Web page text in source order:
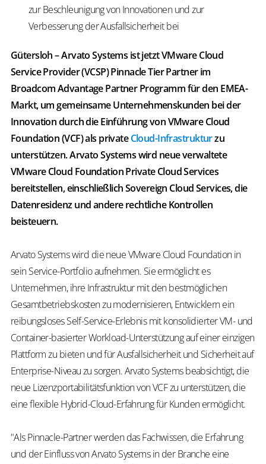
zur Beschleunigung von Innovationen und zur
Verbesserung der Ausfallsicherheit bei
Gütersloh –Arvato Systems ist jetzt VMware Cloud
Service Provider (VCSP) Pinnacle Tier Partner im
Broadcom Advantage Partner Programm für den EMEA-
Markt, um gemeinsame Unternehmenskunden bei der
Innovation durch die Einführung von VMware Cloud
Foundation (VCF) als privateCloud-Infrastrukturzu
unterstützen. Arvato Systems wird neue verwaltete
VMware Cloud Foundation Private Cloud Services
bereitstellen, einschließlich Sovereign Cloud Services, die
Datenresidenz und andere rechtliche Kontrollen
beisteuern.
Arvato Systems wird die neue VMware Cloud Foundation in
sein Service-Portfolio aufnehmen. Sie ermöglicht es
Unternehmen, ihre Infrastruktur mit den bestmöglichen
Gesamtbetriebskosten zu modernisieren, Entwicklern ein
reibungsloses Self-Service-Erlebnis mit konsolidierter VM- und
Container-basierter Workload-Unterstützung auf einer einzigen
Plattform zu bieten und für Ausfallsicherheit und Sicherheit auf
Enterprise-Niveau zu sorgen. Arvato Systems beabsichtigt, die
neue Lizenzportabilitätsfunktion von VCF zu unterstützen, die
eine flexible Hybrid-Cloud-Erfahrung für Kunden ermöglicht.
"Als Pinnacle-Partner werden das Fachwissen, die Erfahrung
und der Einfluss von Arvato Systems in der Branche eine